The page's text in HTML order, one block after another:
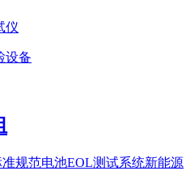
仪
设备
规范电池EOL测试系统新能源